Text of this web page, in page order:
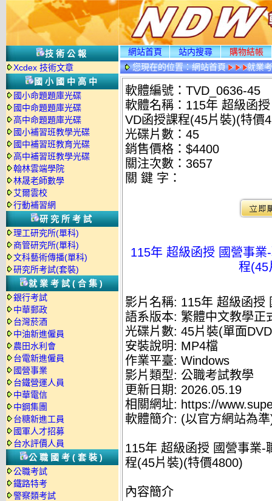
技術公報
Xcdex 技術文章
國小國中高中
國小命題題庫光碟
國中命題題庫光碟
高中命題題庫光碟
國小補習班教學光碟
國中補習班教育光碟
高中補習班教學光碟
翰林雲端學院
林晟老師數學
艾爾雲校
行動補習網
研究所考試
理工研究所(單科)
商管研究所(單科)
文科藝術傳播(單科)
研究所考試(套裝)
就業考試(合集)
銀行考試
中華郵政
台灣菸酒
中油新進僱員
農田水利會
台電新進僱員
國營事業
台鐵營運人員
中華電信
中鋼集團
台糖新進工員
國軍人才招募
台水評價人員
公職國考(套裝)
公職考試
鐵路特考
警察類考試
網站首頁 站内搜尋
購物結帳
您現在的位置：網站首頁 就業
軟體編號：TVD_0636-45
軟體名稱：115年 超級函
VD函授課程(45片裝)(特價
光碟片數：45
銷售價格：$4400
關注次數： 3657
關 鍵 字：
115年 超級函授 國營事
程(45
影片名稱: 115年 超級函授
語系版本: 繁體中文教學正
光碟片數: 45片裝(單面
安裝說明: MP4檔
作業平臺: Windows
影片類型: 公職考試教學
更新日期: 2026.05.19
相關網址: https://
軟體簡介: (以官方網站為
115年 超級函授 國營事業-
程(45片裝)(特價4800)
內容簡介